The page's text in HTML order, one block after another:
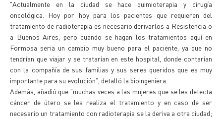
"Actualmente en la ciudad se hace quimioterapia y cirugía
oncológica. Hoy por hoy para los pacientes que requieren del
tratamiento de radioterapia es necesario derivarlos a Resistencia o
a Buenos Aires, pero cuando se hagan los tratamientos aquí en
Formosa seria un cambio muy bueno para el paciente, ya que no
tendrían que viajar y se tratarían en este hospital, donde contarían
con la compañía de sus familias y sus seres queridos que es muy
importante para su evolución", detalló la bioingeniera.
Además, añadió que "muchas veces a las mujeres que se les detecta
cáncer de útero se les realiza el tratamiento y en caso de ser
necesario un tratamiento con radioterapia se la deriva a otra ciudad;